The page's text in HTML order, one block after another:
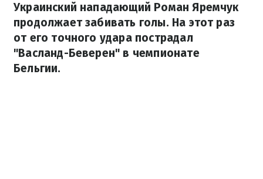
Украинский нападающий Роман Яремчук
продолжает забивать голы. На этот раз
от его точного удара пострадал
"Васланд-Беверен" в чемпионате
Бельгии.